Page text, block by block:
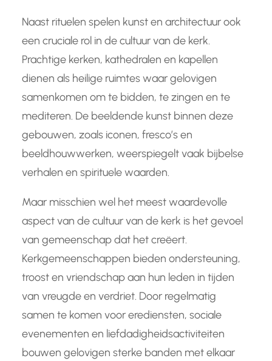
Naast rituelen spelen kunst en architectuur ook
een cruciale rol in de cultuur van de kerk.
Prachtige kerken, kathedralen en kapellen
dienen als heilige ruimtes waar gelovigen
samenkomen om te bidden, te zingen en te
mediteren. De beeldende kunst binnen deze
gebouwen, zoals iconen, fresco’s en
beeldhouwwerken, weerspiegelt vaak bijbelse
verhalen en spirituele waarden.
Maar misschien wel het meest waardevolle
aspect van de cultuur van de kerk is het gevoel
van gemeenschap dat het creëert.
Kerkgemeenschappen bieden ondersteuning,
troost en vriendschap aan hun leden in tijden
van vreugde en verdriet. Door regelmatig
samen te komen voor erediensten, sociale
evenementen en liefdadigheidsactiviteiten
bouwen gelovigen sterke banden met elkaar